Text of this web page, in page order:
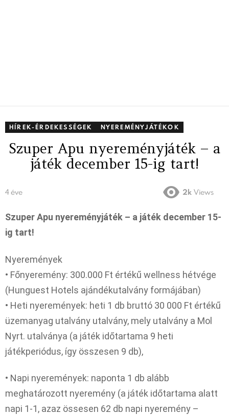
HÍREK-ÉRDEKESSÉGEK NYEREMÉNYJÁTÉKOK
Szuper Apu nyereményjáték – a
játék december 15-ig tart!
4 éve 2k Views
Szuper Apu nyereményjáték – a játék december 15-
ig tart!
Nyeremények
• Főnyeremény: 300.000 Ft értékű wellness hétvége
(Hunguest Hotels ajándékutalvány formájában)
• Heti nyeremények: heti 1 db bruttó 30 000 Ft értékű
üzemanyag utalvány utalvány, mely utalvány a Mol
Nyrt. utalványa (a játék időtartama 9 heti
játékperiódus, így összesen 9 db),
• Napi nyeremények: naponta 1 db alább
meghatározott nyeremény (a játék időtartama alatt
napi 1-1, azaz össesen 62 db napi nyeremény –